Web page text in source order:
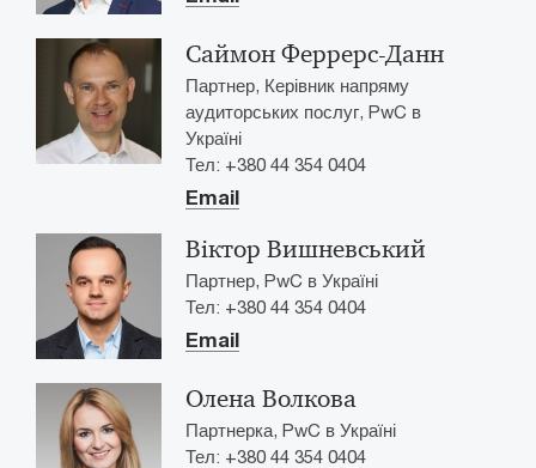
Саймон Феррерс-Данн
Партнер, Керівник напряму
аудиторських послуг, PwC в
Україні
Тел: +380 44 354 0404
Email
Віктор Вишневський
Партнер, PwC в Україні
Тел: +380 44 354 0404
Email
Олена Волкова
Партнерка, PwC в Україні
Тел: +380 44 354 0404